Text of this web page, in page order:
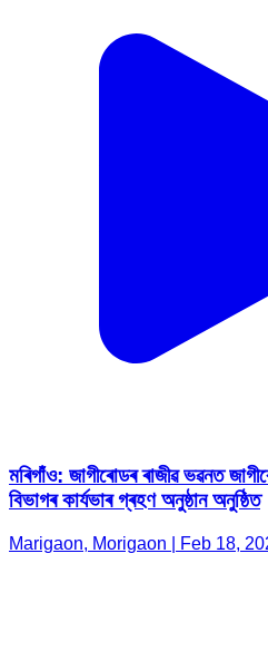
মৰিগাঁও: জাগীৰোডৰ ৰাজীৱ ভৱনত
বিভাগৰ কাৰ্যভাৰ গ্ৰহণ অনুষ্ঠান অনুষ্ঠিত
Marigaon, Morigaon | Feb 18,